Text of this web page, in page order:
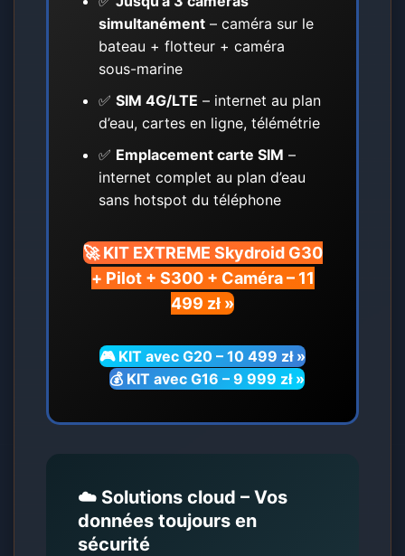
simultanément – caméra sur le
bateau + flotteur + caméra
sous-marine
✅SIM 4G/LTE – internet au plan
d’eau, cartes en ligne, télémétrie
✅ Emplacement carte SIM –
internet complet au plan d’eau
sans hotspot du téléphone
🚀 KIT EXTREME Skydroid G30
+ Pilot + S300 + Caméra – 11
499 zł »
🎮 KIT avec G20 – 10 499 zł »
💰 KIT avec G16 – 9 999 zł »
☁️ Solutions cloud – Vos
données toujours en
sécurité